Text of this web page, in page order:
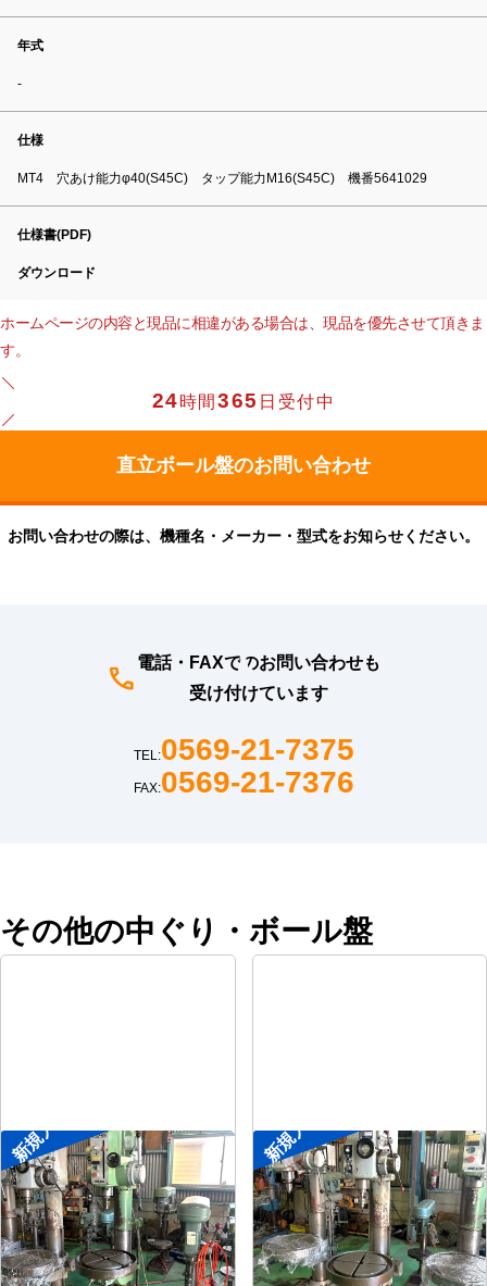
年式
-
仕様
MT4 穴あけ能力φ40(S45C) タップ能力M16(S45C) 機番5641029
仕様書(PDF)
ダウンロード
ホームページの内容と現品に相違がある場合は、現品を優先させて頂きま
す。
24時間365 日受付中
お問い合わせの際は、機種名・メーカー・型式をお知らせください。
電話・FAXでのお問い合わせも
受け付けています
TEL:0569-21-7375
FAX:0569-21-7376
その他の中ぐり・ボール盤
新規入荷
直立ボール盤
メーカー 森精機
形 式YD2-55
年 式-
新規入荷
直立ボール盤
メーカー 吉良
形 式KRTG-540
年 式-